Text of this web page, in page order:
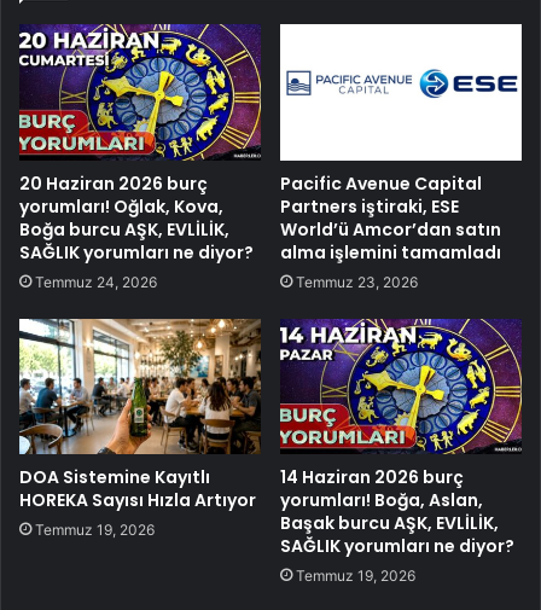
20 Haziran 2026 burç
yorumları! Oğlak, Kova,
Boğa burcu AŞK, EVLİLİK,
SAĞLIK yorumları ne diyor?
Temmuz 24, 2026
Pacific Avenue Capital
Partners iştiraki, ESE
World’ü Amcor’dan satın
alma işlemini tamamladı
Temmuz 23, 2026
DOA Sistemine Kayıtlı
HOREKA Sayısı Hızla Artıyor
Temmuz 19, 2026
14 Haziran 2026 burç
yorumları! Boğa, Aslan,
Başak burcu AŞK, EVLİLİK,
SAĞLIK yorumları ne diyor?
Temmuz 19, 2026